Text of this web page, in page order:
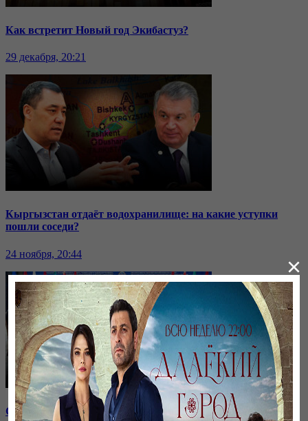
Как встретит Новый год Экибастуз?
29 декабря, 20:21
Кыргызстан отдаёт водохранилище: на какие уступки
пошли соседи?
24 ноября, 20:44
Саммит ОДКБ: под вопросом эффективность организации
×